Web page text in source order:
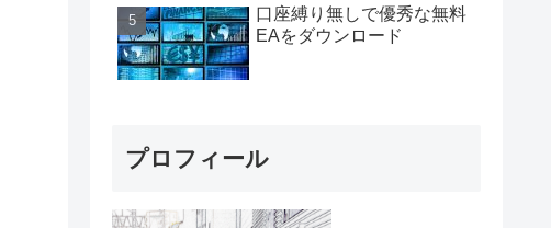
口座縛り無しで優秀な無料
EAをダウンロード
プロフィール